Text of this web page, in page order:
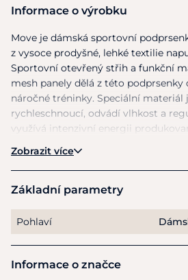
Informace o výrobku
Move je dámská sportovní
z vysoce prodyšné, lehké textilie
Sportovní otevřený střih a funkční
mesh panely dělá z této podprsenky
náročné tréninky. Speciální materiál
rychleschnoucí, odvádí vlhkost a
využívá intenzivní energii
vše při zachování chladu nositele.
Designjevytvořen pro pohyb
konfekci.
Zobrazit více
Základní parametry
Pohlaví
Informace o značce